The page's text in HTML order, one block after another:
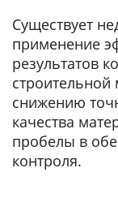
Существует
применение
результатов
строительной
снижению
качества
пробелы в
контроля.